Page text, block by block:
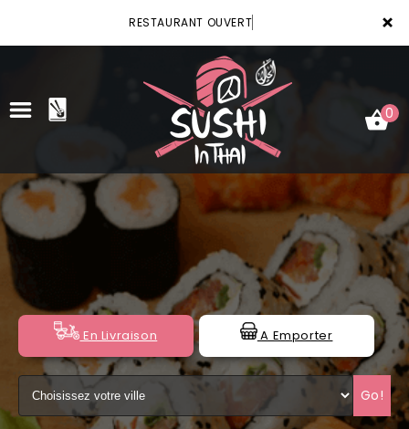
×
RESTAURANT OUVERT
ACCUEIL
VOTRE COMPTE
NOTRE RESTAURANT
VOS AVIS
MENTIONS LÉGALES
0
En Livraison A Emporter
Go!